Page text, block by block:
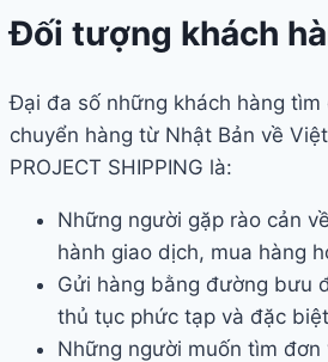
Đối tượng khách
Đại đa số những khách hàng tìm
chuyển hàng từ Nhật Bản về
PROJECT SHIPPING là:
Những người gặp rào cản
hành giao dịch, mua hàng
Gửi hàng bằng đường bưu
thủ tục phức tạp và đặc
Những người muốn tìm đơn